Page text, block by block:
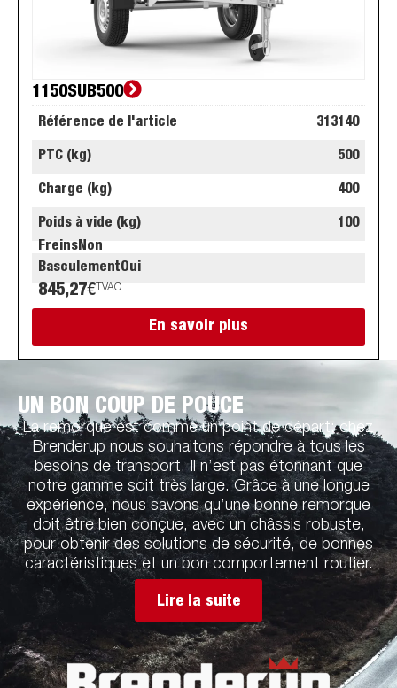
1150SUB500
Référence de l'article 313140
PTC (kg) 500
Charge (kg) 400
Poids à vide (kg)
100
FreinsNon
BasculementOui
845,27€ TVAC
En savoir plus
UN BON COUP DE POUCE
La remorque est comme un point de départ: chez
Brenderup nous souhaitons répondre à tous les
besoins de transport. Il n’est pas étonnant que
notre gamme soit très large. Grâce à une longue
expérience, nous savons qu’une bonne remorque
doit être bien conçue, avec un châssis robuste,
pour obtenir des solutions de sécurité, de bonnes
caractéristiques et un bon comportement routier.
Lire la suite